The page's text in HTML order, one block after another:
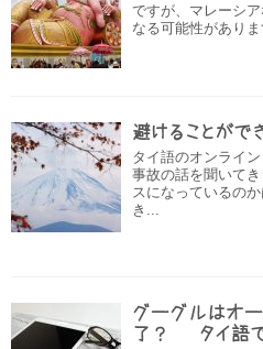
ですが、マレーシ
なる可能性があり
避けることがで
タイ語のオンライ
事故の話を聞いて
スになっているの
き...
グーグルはオー
了？ – タイ語